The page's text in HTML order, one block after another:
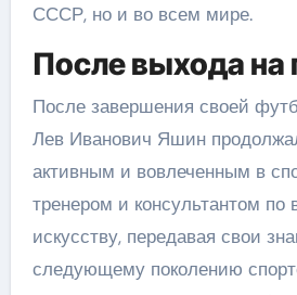
СССР, но и во всем мире.
После выхода на
После завершения своей
Лев Иванович Яшин
активным и вовлеченным в
тренером и консультантом по
искусству, передавая свои
следующему поколению